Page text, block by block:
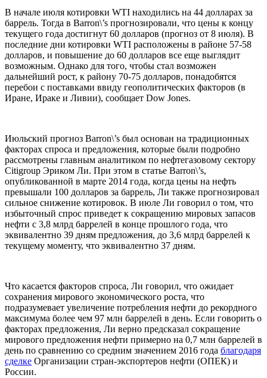
В начале июля котировки WTI находились на 44 долларах за
баррель. Тогда в Barron\’s прогнозировали, что цены к концу
текущего года достигнут 60 долларов (прогноз от 8 июля). В
последние дни котировки WTI расположены в районе 57-58
долларов, и повышение до 60 долларов все еще выглядит
возможным. Однако для того, чтобы стал возможен
дальнейший рост, к району 70-75 долларов, понадобятся
перебои с поставками ввиду геополитических факторов (в
Иране, Ираке и Ливии), сообщает Dow Jones.
Июльский прогноз Barron\’s был основан на традиционных
факторах спроса и предложения, которые были подробно
рассмотрены главным аналитиком по нефтегазовому сектору
Citigroup Эриком Ли. При этом в статье Barron\’s,
опубликованной в марте 2014 года, когда цены на нефть
превышали 100 долларов за баррель, Ли также прогнозировал
сильное снижение котировок. В июле Ли говорил о том, что
избыточный спрос приведет к сокращению мировых запасов
нефти с 3,8 млрд баррелей в конце прошлого года, что
эквивалентно 39 дням предложения, до 3,6 млрд баррелей к
текущему моменту, что эквивалентно 37 дням.
Что касается факторов спроса, Ли говорил, что ожидает
сохранения мирового экономического роста, что
подразумевает увеличение потребления нефти до рекордного
максимума более чем 97 млн баррелей в день. Если говорить о
факторах предложения, Ли верно предсказал сокращение
мирового предложения нефти примерно на 0,7 млн баррелей в
день по сравнению со средним значением 2016 года благодаря
сделке Организации стран-экспортеров нефти (ОПЕК) и
России.